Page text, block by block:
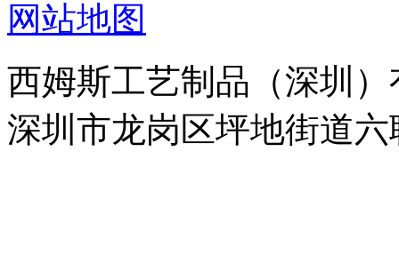
网站地图
西姆斯工艺制品（深圳
深圳市龙岗区坪地街道